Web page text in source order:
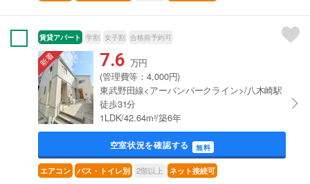
賃貸アパート 学割 女子割 合格前予約可
7.6 万円
(管理費等：4,000円)
東武野田線<アーバンパークライン>/八木崎駅
徒歩31分
1LDK/42.64m²/築6年
空室状況を確認する 無料
エアコン バス・トイレ別 2階以上 ネット接続可